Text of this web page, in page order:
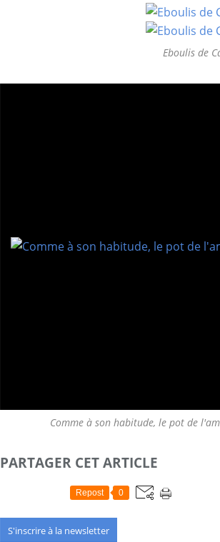
Eboulis de
Comme à son habitude, le pot de
PARTAGER CET ARTICLE
Repost 0
S'inscrire à la newsletter